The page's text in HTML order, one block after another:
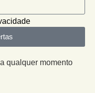
qualquer momento